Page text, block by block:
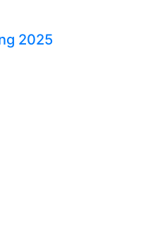
2025